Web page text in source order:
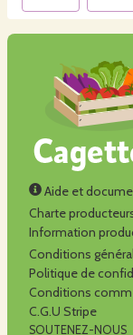
Aide et
Charte
Information
Conditions
Politique de
Conditions
C.G.U Stripe
SOUTENEZ-NOUS